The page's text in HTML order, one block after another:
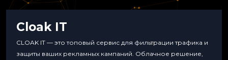
Cloak IT
CLOAK IT — это топовый сервис для фильтрации трафика и
защиты ваших рекламных кампаний. Облачное решение,